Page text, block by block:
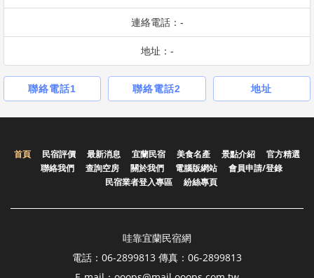
連絡電話：-
地址：-
聯絡電話1 聯絡電話2 地址
首頁 民宿評價 最新消息 宜蘭民宿 美食名產 景點介紹
官方精選
聯絡我們
查詢空房 關於我們 電腦版網站
會員申請/登錄
民宿業者登入專區
紛絲專頁
哇靠宜蘭民宿網
電話：06-2899813 傳真：06-2899813